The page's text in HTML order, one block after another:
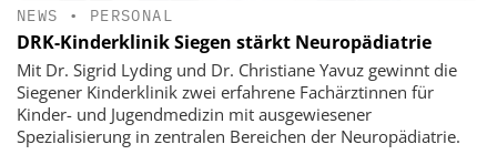
NEWS • PERSONAL
DRK-Kinderklinik Siegen stärkt Neuropädiatrie
Mit Dr. Sigrid Lyding und Dr. Christiane Yavuz gewinnt die
Siegener Kinderklinik zwei erfahrene Fachärztinnen für
Kinder- und Jugendmedizin mit ausgewiesener
Spezialisierung in zentralen Bereichen der Neuropädiatrie.